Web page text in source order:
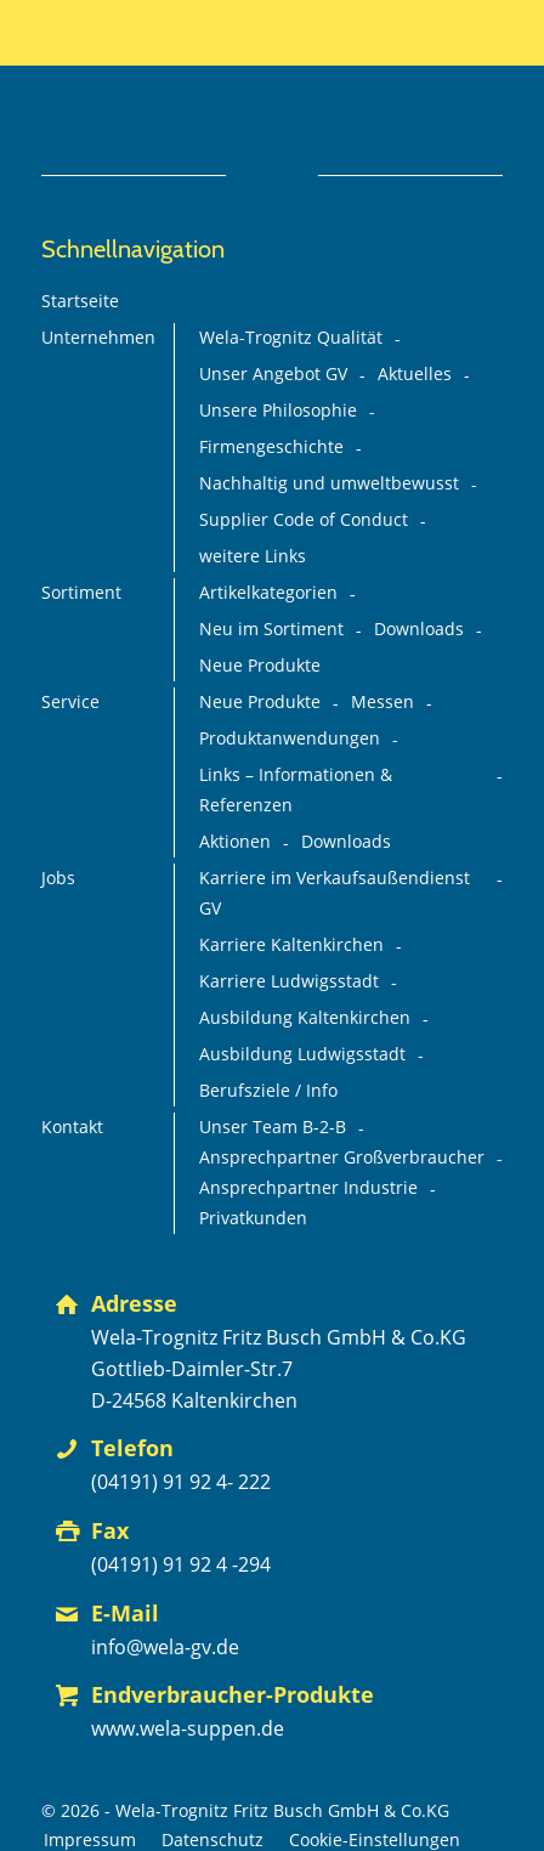
Schnellnavigation
Startseite
Unternehmen
Wela-Trognitz Qualität
Unser Angebot GV
Aktuelles
Unsere Philosophie
Firmengeschichte
Nachhaltig und umweltbewusst
Supplier Code of Conduct
weitere Links
Sortiment
Artikelkategorien
Neu im Sortiment
Downloads
Neue Produkte
Service
Neue Produkte
Messen
Produktanwendungen
Links – Informationen &
Referenzen
Aktionen
Downloads
Jobs
Karriere im Verkaufsaußendienst
GV
Karriere Kaltenkirchen
Karriere Ludwigsstadt
Ausbildung Kaltenkirchen
Ausbildung Ludwigsstadt
Berufsziele / Info
Kontakt
Unser Team B-2-B
Ansprechpartner Großverbraucher
Ansprechpartner Industrie
Privatkunden
Adresse
Wela-Trognitz Fritz Busch GmbH & Co.KG
Gottlieb-Daimler-Str.7
D-24568 Kaltenkirchen
Telefon
(04191) 91 92 4- 222
Fax
(04191) 91 92 4 -294
E-Mail
info@wela-gv.de
Endverbraucher-Produkte
www.wela-suppen.de
© 2026 - Wela-Trognitz Fritz Busch GmbH & Co.KG
Impressum Datenschutz Cookie-Einstellungen